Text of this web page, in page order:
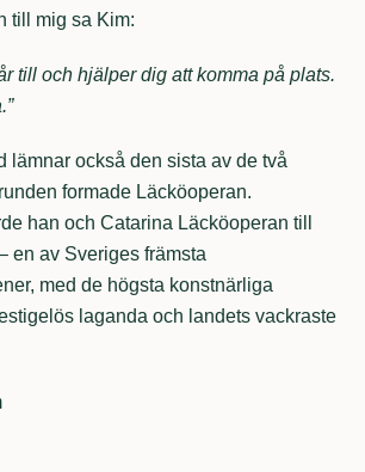
till mig sa Kim:
till och hjälper dig att komma på plats.
lämnar också den sista av de två
formade Läcköoperan.
han och Catarina Läcköoperan till
en av Sveriges främsta
med de högsta konstnärliga
laganda och landets vackraste